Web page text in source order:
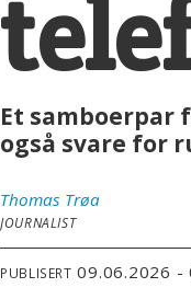
Et samboerpar
også svare for
Thomas Trøa
JOURNALIST
PUBLISERT 09.06.2026 -